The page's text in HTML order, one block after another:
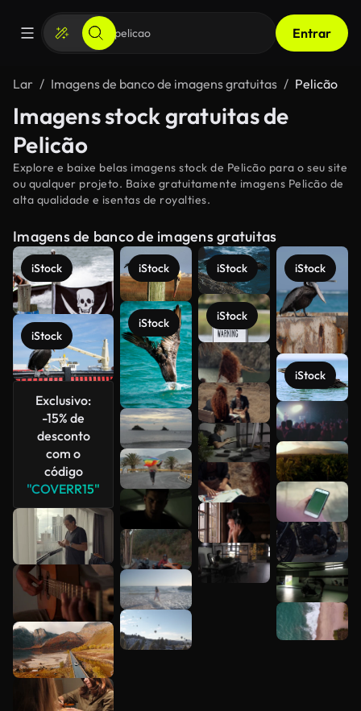
Entrar
Lar Imagens de banco de imagens gratuitas Pelicão
Imagens stock gratuitas de
Pelicão
Explore e baixe belas imagens stock de Pelicão para o seu site
ou qualquer projeto. Baixe gratuitamente imagens Pelicão de
alta qualidade e isentas de royalties.
Imagens de banco de imagens gratuitas
iStock
iStock
Exclusivo:
-15% de
desconto
com o
código
"COVERR15"
iStock
iStock
iStock
iStock
iStock
iStock
Veja mais